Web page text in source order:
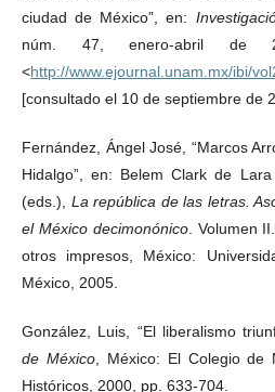
ciudad de México”, en:
núm. 47, enero-abril de
<http://www.ejournal.unam.mx/ibi/
[consultado el 10 de septiembre de
Fernández, Ángel José, “Marcos
Hidalgo”, en: Belem Clark de
(eds.), La república de las letras.
el México decimonónico. Volumen
otros impresos, México:
México, 2005.
González, Luis, “El liberalismo
de México, México: El Colegio de
Históricos, 2000, pp. 633-704.